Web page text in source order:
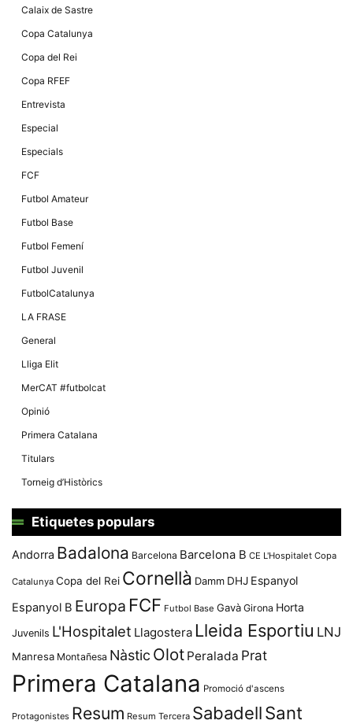
Calaix de Sastre
Copa Catalunya
Copa del Rei
Copa RFEF
Entrevista
Especial
Especials
FCF
Futbol Amateur
Futbol Base
Futbol Femení
Futbol Juvenil
FutbolCatalunya
LA FRASE
General
Lliga Elit
MerCAT #futbolcat
Opinió
Primera Catalana
Titulars
Torneig d’Històrics
Etiquetes populars
Andorra Badalona Barcelona Barcelona B CE L'Hospitalet Copa
Catalunya Copa del Rei Cornellà Damm DHJ Espanyol
Espanyol B Europa FCF Futbol Base Gavà Girona Horta
Juvenils L'Hospitalet Llagostera Lleida Esportiu LNJ
Manresa Montañesa Nàstic Olot Peralada Prat
Primera Catalana Promoció d'ascens
Protagonistes Resum Resum Tercera SabadellSant